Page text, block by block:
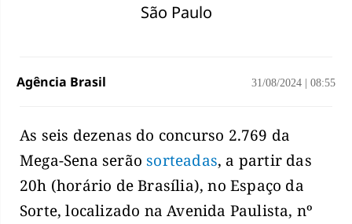
São Paulo
Agência Brasil 31/08/2024 08:55
As seis dezenas do concurso 2.769 da
Mega-Sena serão sorteadas, a partir das
20h (horário de Brasília), no Espaço da
Sorte, localizado na Avenida Paulista, nº